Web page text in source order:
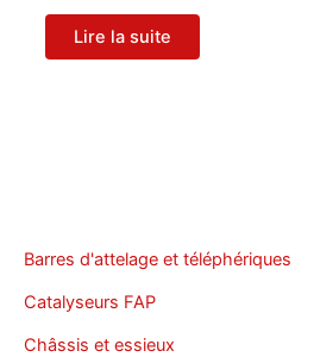
Barres d'attelage et téléphériques
Catalyseurs FAP
Châssis et essieux
Lire la suite